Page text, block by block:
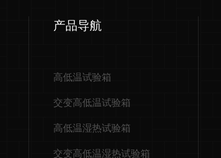
产品导航
高低温试验箱
交变高低温试验箱
高低温湿热试验箱
交变高低温湿热试验箱